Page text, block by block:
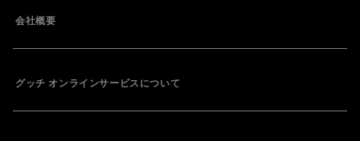
会社概要
グッチ オンラインサービスについて